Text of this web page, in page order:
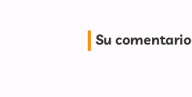
Su comentario